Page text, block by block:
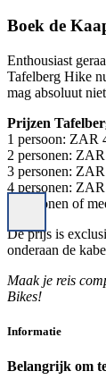
Boek de
Enthousiast
Tafelberg Hike
mag absoluut
Prijzen
1 persoon: ZAR
2 personen:
3 personen:
4 personen:
5 personen of
De prijs is
onderaan de
Maak je reis
Bikes!
Informatie
Belangrijk om